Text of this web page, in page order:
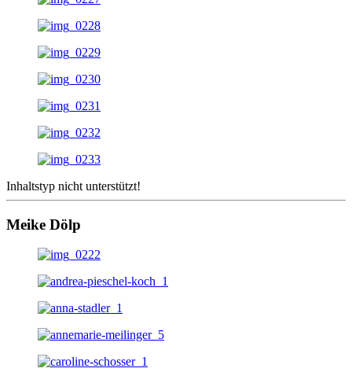
Inhaltstyp nicht unterstützt!
Meike Dölp